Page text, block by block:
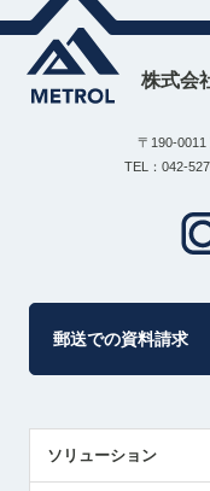
株式会
〒190-
TEL：042-
郵送での資料請求
ソリューション